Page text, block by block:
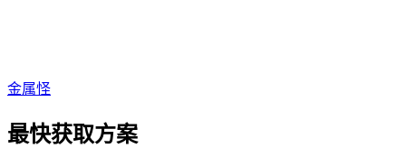
金属怪
最快获取方案